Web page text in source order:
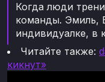
Когда люди
команды. Эмиль,
индивидуалке, в
Читайте также:
кикнут»